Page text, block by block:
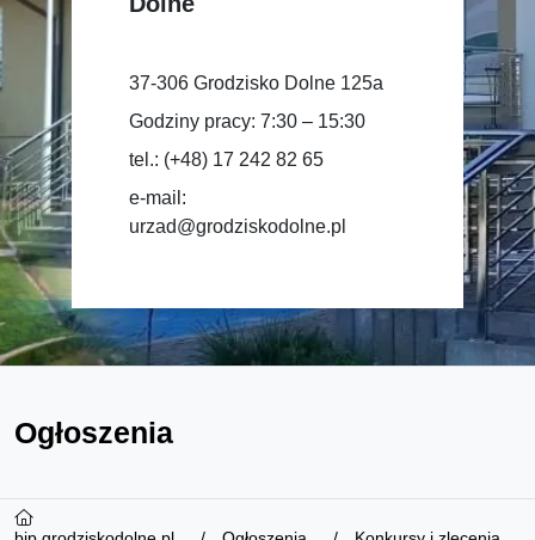
37-306 Grodzisko Dolne 125a
Godziny pracy: 7:30 – 15:30
tel.: (+48) 17 242 82 65
e-mail:
urzad@grodziskodolne.pl
Ogłoszenia